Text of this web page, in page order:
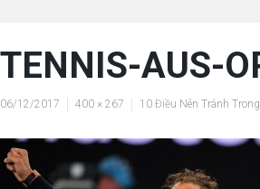
TENNIS-AUS-
06/12/2017 400 × 267 10 Điều Nên Tránh